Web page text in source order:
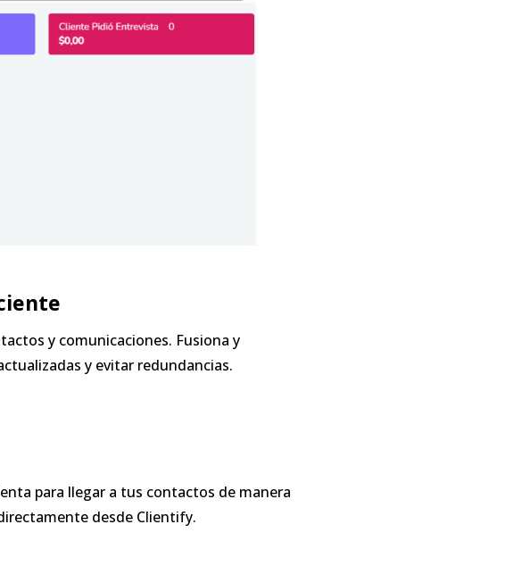
y comunicaciones. Fusiona y
y evitar redundancias.
para llegar a tus contactos de manera
desde Clientify.